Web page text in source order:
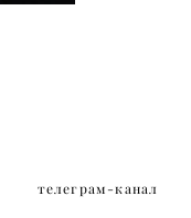
телеграм-канал